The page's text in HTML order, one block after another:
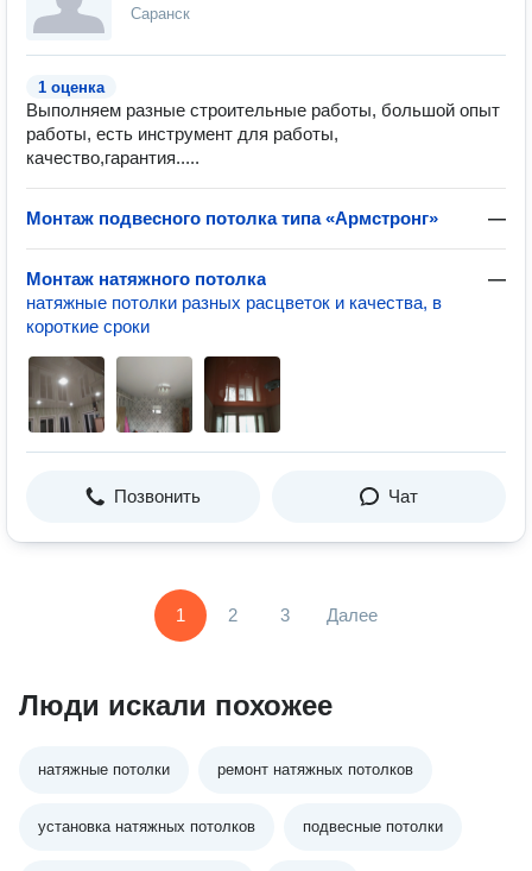
Саранск
1 оценка
Выполняем разные строительные работы, большой опыт
работы, есть инструмент для работы,
качество,гарантия.....
Монтаж подвесного потолка типа «Армстронг» —
Монтаж натяжного потолка
—
натяжные потолки разных расцветок и качества, в
короткие сроки
Позвонить Чат
1 2 3 Далее
Люди искали похожее
натяжные потолки ремонт натяжных потолков
установка натяжных потолков подвесные потолки